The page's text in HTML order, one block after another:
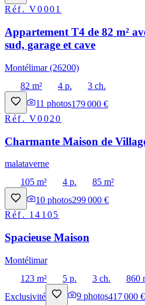
Réf.V0001
Appartement T4 de 82 m²
sud, garage et cave
Montélimar (26200)
82 m²
4 p.
3 ch.
11 photos179 000 €
Réf.V0020
Charmante Maison de
malataverne
105 m²
4 p.
85 m²
10 photos299 000 €
Réf. 14105
Spacieuse Maison
Montélimar
123 m²
5 p. 3 ch.
860
Exclusivité
9 photos417 000 €